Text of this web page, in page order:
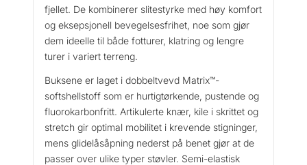
fjellet. De kombinerer slitestyrke med høy komfort
og eksepsjonell bevegelsesfrihet, noe som gjør
dem ideelle til både fotturer, klatring og lengre
turer i variert terreng.
Buksene er laget i dobbeltvevd Matrix™-
softshellstoff som er hurtigtørkende, pustende og
fluorokarbonfritt. Artikulerte knær, kile i skrittet og
stretch gir optimal mobilitet i krevende stigninger,
mens glidelåsåpning nederst på benet gjør at de
passer over ulike typer støvler. Semi-elastisk